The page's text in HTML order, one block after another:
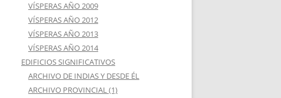
VÍSPERAS AÑO 2009
VÍSPERAS AÑO 2012
VÍSPERAS AÑO 2013
VÍSPERAS AÑO 2014
EDIFICIOS SIGNIFICATIVOS
ARCHIVO DE INDIAS Y DESDE ÉL
ARCHIVO PROVINCIAL (1)